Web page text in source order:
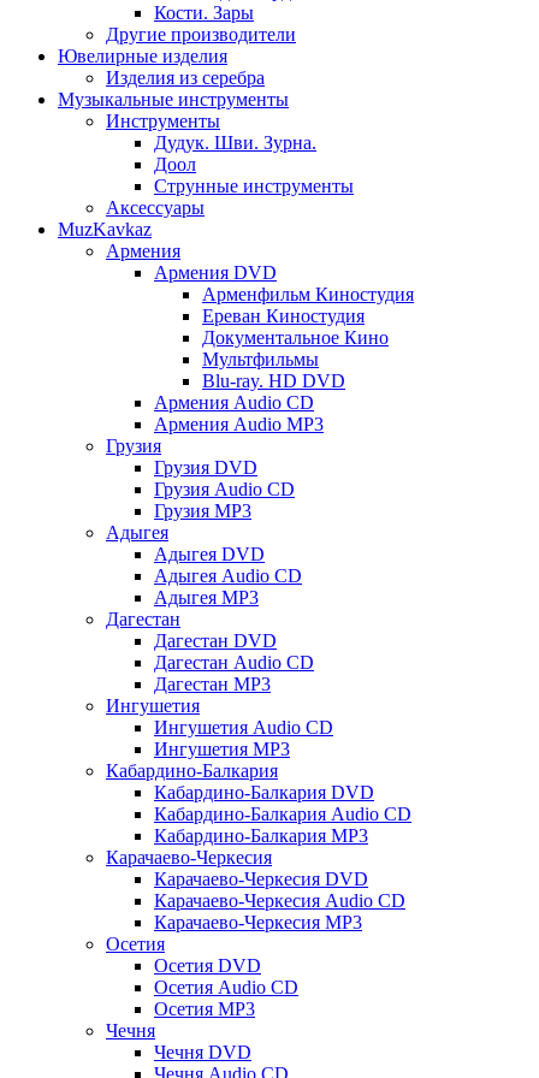
Кости. Зары
Другие производители
Ювелирные изделия
Изделия из серебра
Музыкальные инструменты
Инструменты
Дудук. Шви. Зурна.
Доол
Струнные инструменты
Аксессуары
MuzKavkaz
Армения
Армения DVD
Арменфильм Киностудия
Ереван Киностудия
Документальное Кино
Мультфильмы
Blu-ray. HD DVD
Армения Audio CD
Армения Audio MP3
Грузия
Грузия DVD
Грузия Audio CD
Грузия MP3
Адыгея
Адыгея DVD
Адыгея Audio CD
Адыгея MP3
Дагестан
Дагестан DVD
Дагестан Audio CD
Дагестан MP3
Ингушетия
Ингушетия Audio CD
Ингушетия MP3
Кабардино-Балкария
Кабардино-Балкария DVD
Кабардино-Балкария Audio CD
Кабардино-Балкария MP3
Карачаево-Черкесия
Карачаево-Черкесия DVD
Карачаево-Черкесия Audio CD
Карачаево-Черкесия MP3
Осетия
Осетия DVD
Осетия Audio CD
Осетия MP3
Чечня
Чечня DVD
Чечня Audio CD